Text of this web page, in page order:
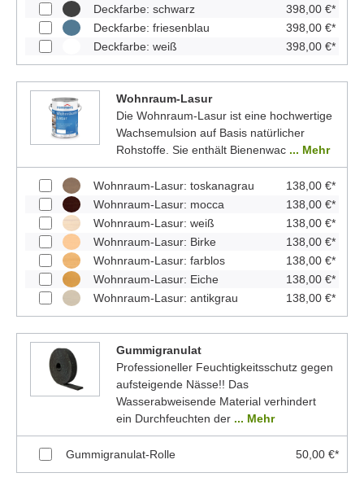
Deckfarbe: schwarz
398,00 €*
Deckfarbe: friesenblau
398,00 €*
Deckfarbe: weiß
398,00 €*
Wohnraum-Lasur
Die Wohnraum-Lasur ist eine hochwertige
Wachsemulsion auf Basis natürlicher
Rohstoffe. Sie enthält Bienenwac ... Mehr
Wohnraum-Lasur: toskanagrau
138,00 €*
Wohnraum-Lasur: mocca
138,00 €*
Wohnraum-Lasur: weiß
138,00 €*
Wohnraum-Lasur: Birke
138,00 €*
Wohnraum-Lasur: farblos
138,00 €*
Wohnraum-Lasur: Eiche
138,00 €*
Wohnraum-Lasur: antikgrau
138,00 €*
Gummigranulat
Professioneller Feuchtigkeitsschutz gegen
aufsteigende Nässe!! Das
Wasserabweisende Material verhindert
ein Durchfeuchten der ... Mehr
Gummigranulat-Rolle 50,00 €*